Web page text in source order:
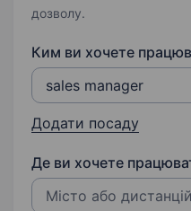
дозволу.
Ким ви хочете
Додати посаду
Де ви хочете